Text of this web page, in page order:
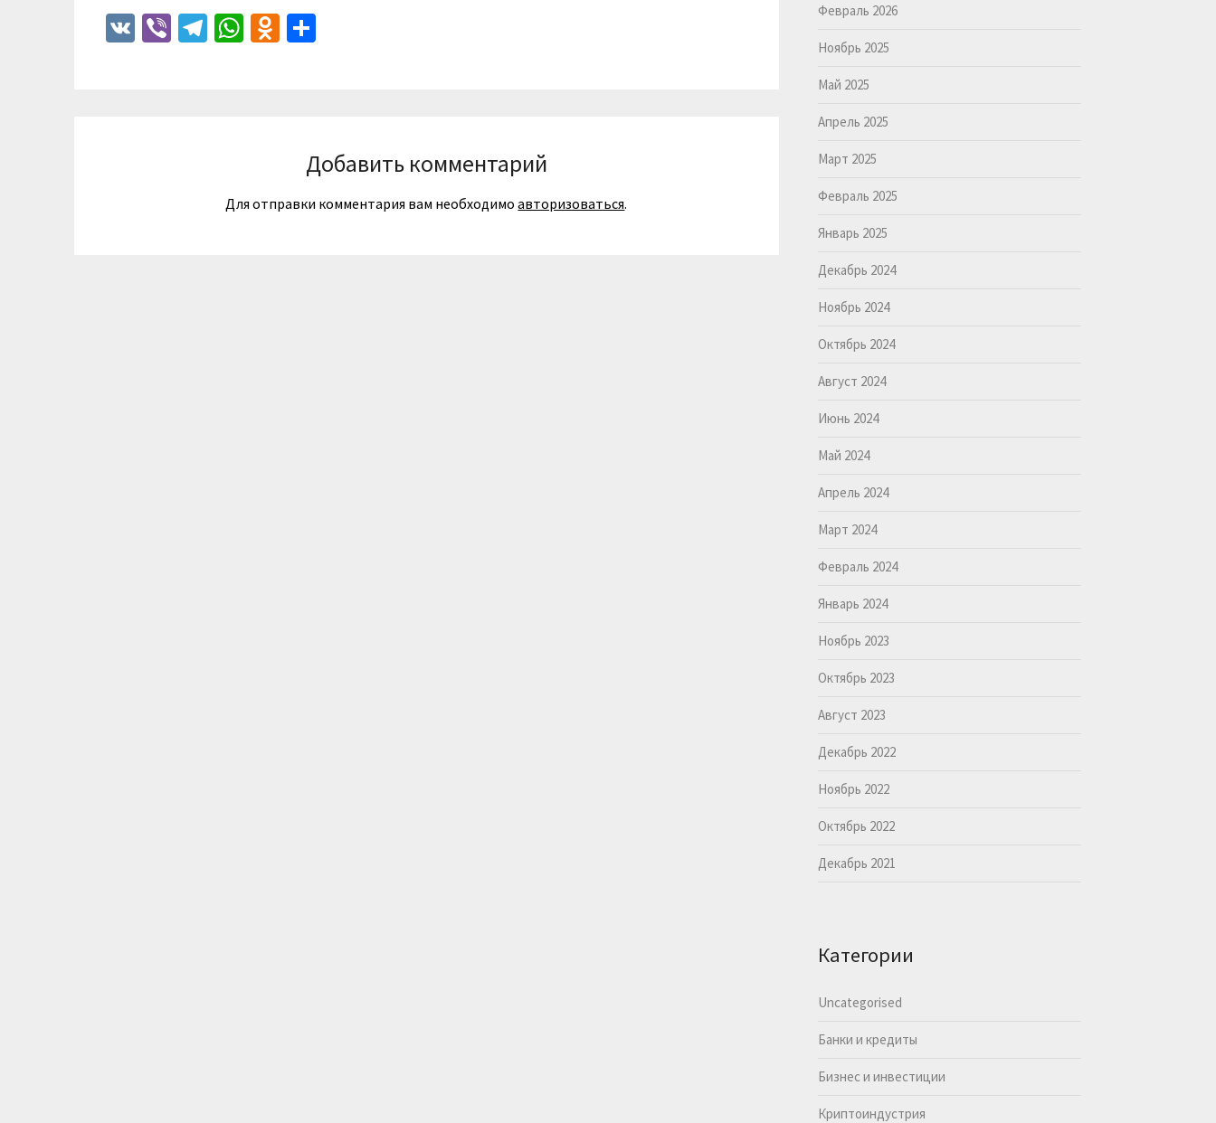
VK ViberTelegram
WhatsApp
Odnoklassniki
Добавить комментарий
Для отправки комментария вам необходимоавторизоваться.
Февраль 2026
Ноябрь 2025
Май 2025
Апрель 2025
Март 2025
Февраль 2025
Январь 2025
Декабрь 2024
Ноябрь 2024
Октябрь 2024
Август 2024
Июнь 2024
Май 2024
Апрель 2024
Март 2024
Февраль 2024
Январь 2024
Ноябрь 2023
Октябрь 2023
Август 2023
Декабрь 2022
Ноябрь 2022
Октябрь 2022
Декабрь 2021
Категории
Uncategorised
Банки и кредиты
Бизнес и инвестиции
Криптоиндустрия